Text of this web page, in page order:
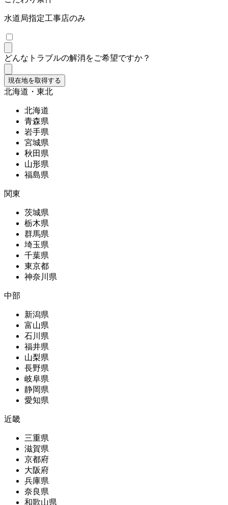
水道局指定工事店のみ
どんなトラブルの解消をご希望ですか？
現在地を取得する
北海道・東北
北海道
青森県
岩手県
宮城県
秋田県
山形県
福島県
関東
茨城県
栃木県
群馬県
埼玉県
千葉県
東京都
神奈川県
中部
新潟県
富山県
石川県
福井県
山梨県
長野県
岐阜県
静岡県
愛知県
近畿
三重県
滋賀県
京都府
大阪府
兵庫県
奈良県
和歌山県